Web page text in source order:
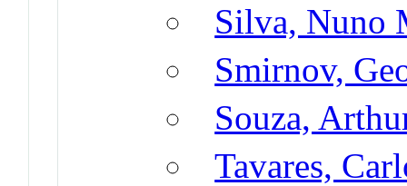
Silva, Nuno
Smirnov,
Souza,
Tavares,